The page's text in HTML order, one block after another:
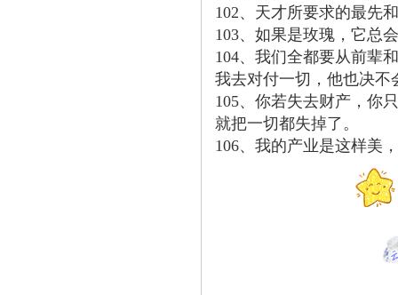
102、天才所要求的最先
103、如果是玫瑰，它总
104、我们全都要从前辈
我去对付一切，他也决不
105、你若失去财产，你
就把一切都失掉了。
106、我的产业是这样美